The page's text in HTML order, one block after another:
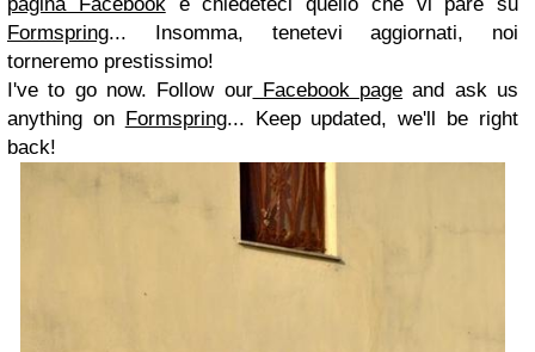
pagina Facebooke chiedeteci quello che vi pare su
Formspring... Insomma, tenetevi aggiornati, noi
torneremo prestissimo!
I've to go now. Follow ourFacebook page and ask us
anything on
Formspring... Keep updated, we'll be right
back!